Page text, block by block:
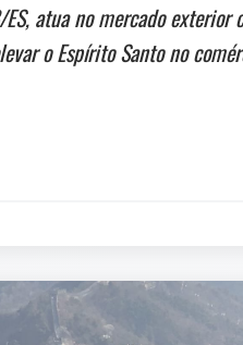
atua no mercado
o Espírito Santo no